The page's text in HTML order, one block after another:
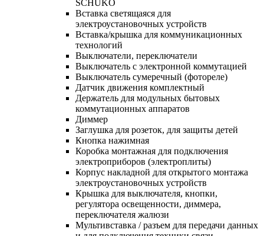
SCHUKO
Вставка светящаяся для
электроустановочных устройств
Вставка/крышка для коммуникационных
технологий
Выключатели, переключатели
Выключатель с электронной коммутацией
Выключатель сумеречный (фотореле)
Датчик движения комплектный
Держатель для модульных бытовых
коммутационных аппаратов
Диммер
Заглушка для розеток, для защиты детей
Кнопка нажимная
Коробка монтажная для подключения
электроприборов (электроплиты)
Корпус накладной для открытого монтажа
электроустановочных устройств
Крышка для выключателя, кнопки,
регулятора освещенности, диммера,
переключателя жалюзи
Мультивставка / разъем для передачи данных